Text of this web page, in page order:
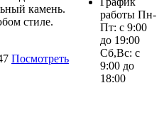
камень.
стиле.
Посмотреть
работы Пн-
Пт: с 9:00
до 19:00
Сб,Вс: с
9:00 до
18:00